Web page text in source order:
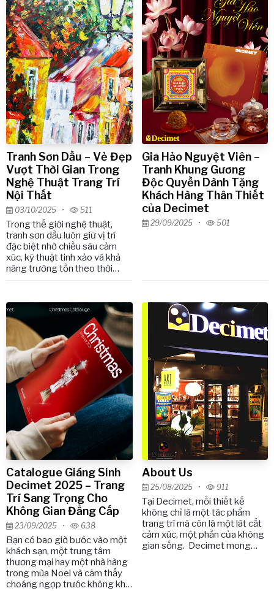
có thể trở thành không gian lễ
hội đích thực – nơi cảm xúc
sum vầy và sự ấm cúng hiện
diện trong từng chi tiết.
Tranh Sơn Dầu – Vẻ Đẹp
Vượt Thời Gian Trong
Nghệ Thuật Trang Trí
Nội Thất
03/10/2025 • 511
Trong thế giới nghệ thuật,
tranh sơn dầu luôn giữ vị trí
đặc biệt nhờ chiều sâu cảm
xúc, kỹ thuật tinh xảo và khả
năng trường tồn theo thời
dầu ngày nay còn là điểm nhấn
sang trọng trong thiết kế nội
thất, đặc biệt khi kết hợp cùng
khung gương cao cấp hoặc
khung composite hiện đại.
Nếu bạn đang tìm kiếm một
giải pháp trang trí không gian
sống vừa tinh tế vừa bền
vững, bài viết này sẽ giúp bạn
hiểu rõ hơn về giá trị của tranh
sơn dầu và những lựa chọn
khung phù hợp.
Gia Hảo Nguyệt Viên –
Tranh Khung Gương
Độc Quyền Dành Tặng
Khách Hàng Thân Thiết
của Decimet
29/09/2025• 501
Catalogue Giáng Sinh
Decimet 2025 – Trang
Trí Sang Trọng Cho
Không Gian Đẳng Cấp
23/09/2025 • 638
Bạn có bao giờ bước vào một
khách sạn, một trung tâm
thương mại hay một nhà hàng
trong mùa Noel và cảm thấy
choáng ngợp trước không khí
About Us
25/08/2025• 911
Tại Decimet, mỗi thiết kế
không chỉ là một tác phẩm
trang trí mà còn là một lát cắt
cảm xúc, một phần của không
gian sống. Decimet mong